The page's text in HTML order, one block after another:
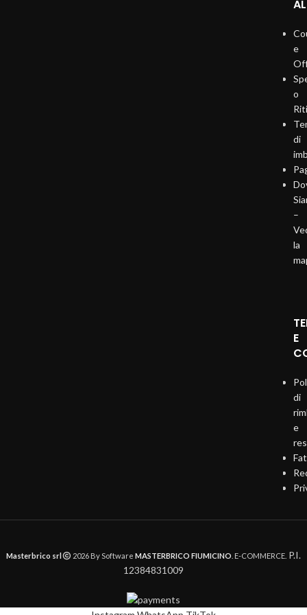
e
o
di
–
la
E
di
e
Masterbrico srl 2026 By Software MASTERBRICO FIUMICINO . E-COMMERCE. P.I.
12384831009